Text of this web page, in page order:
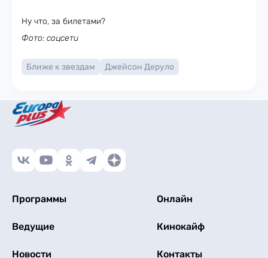
Ну что, за билетами?
Фото: соцсети
Ближе к звездам Джейсон Деруло
Программы Онлайн
Ведущие Кинокайф
Новости Контакты